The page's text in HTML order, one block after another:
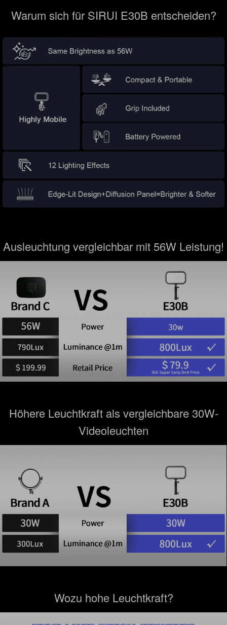
Warum sich für SIRUI E30B entscheiden?
Ausleuchtung vergleichbar mit 56W Leistung!
Höhere Leuchtkraft als vergleichbare 30W-
Videoleuchten
Wozu hohe Leuchtkraft?